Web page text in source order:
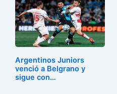
Argentinos Juniors
venció a Belgrano y
sigue con…